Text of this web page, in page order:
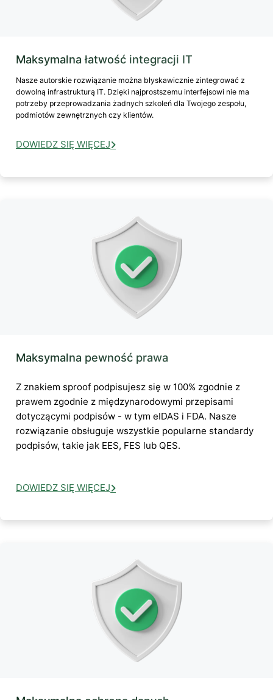
Maksymalna łatwość integracji IT
Nasze autorskie rozwiązanie można błyskawicznie zintegrować z
dowolną infrastrukturą IT. Dzięki najprostszemu interfejsowi nie ma
potrzeby przeprowadzania żadnych szkoleń dla Twojego zespołu,
podmiotów zewnętrznych czy klientów.
DOWIEDZ SIĘ WIĘCEJ
Maksymalna pewność prawa
Z znakiem sproof podpisujesz się w 100% zgodnie z
prawem zgodnie z międzynarodowymi przepisami
dotyczącymi podpisów - w tym eIDAS i FDA. Nasze
rozwiązanie obsługuje wszystkie popularne standardy
podpisów, takie jak EES, FES lub QES.
DOWIEDZ SIĘ WIĘCEJ